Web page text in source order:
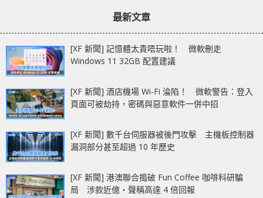
最新文章
[XF 新聞] 記憶體太貴唔玩啦！ 微軟刪走
Windows 11 32GB 配置建議
[XF 新聞] 酒店機場 Wi-Fi 淪陷！ 微軟警告：登入
頁面可被劫持，密碼與惡意軟件一併中招
[XF 新聞] 數千台伺服器被後門攻擊 主機板控制器
漏洞部分甚至超過 10 年歷史
[XF 新聞] 港澳聯合搗破 Fun Coffee 咖啡科研騙
局 涉款近億‧聲稱高達 4 倍回報